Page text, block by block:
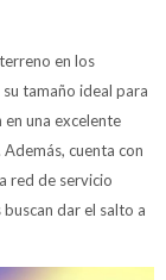
en los
tamaño ideal para
una excelente
cuenta con
red de servicio
dar el salto a